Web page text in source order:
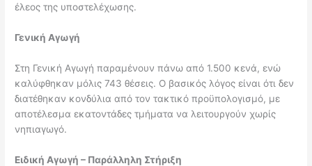
έλεος της υποστελέχωσης.
Γενική Αγωγή
Στη Γενική Αγωγή παραμένουν πάνω από 1.500 κενά, ενώ
καλύφθηκαν μόλις 743 θέσεις. Ο βασικός λόγος είναι ότι δεν
διατέθηκαν κονδύλια από τον τακτικό προϋπολογισμό, με
αποτέλεσμα εκατοντάδες τμήματα να λειτουργούν χωρίς
νηπιαγωγό.
Ειδική Αγωγή – Παράλληλη Στήριξη